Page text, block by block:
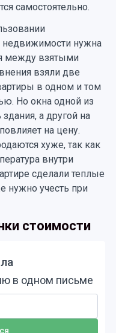
самостоятельно.
недвижимости нужна
между взятыми
взяли две
в одном и том
Но окна одной из
а другой на
на цену.
хуже, так как
внутри
сделали теплые
нужно учесть при
стоимости
в одном письме